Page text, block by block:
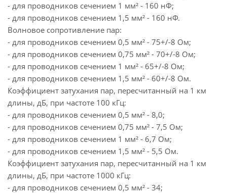
- для проводников сечением 1 мм² - 160 нФ;
- для проводников сечением 1,5 мм² - 160 нФ.
Волновое сопротивление пар:
- для проводников сечением 0,5 мм² - 75+/-8 Ом;
- для проводников сечением 0,75 мм² - 70+/-8 Ом;
- для проводников сечением 1 мм² - 65+/-8 Ом;
- для проводников сечением 1,5 мм² - 60+/-8 Ом.
Коэффициент затухания пар, пересчитанный на 1 км
длины, дБ, при частоте 100 кГц:
- для проводников сечением 0,5 мм² - 8,0;
- для проводников сечением 0,75 мм² - 7,5 Ом;
- для проводников сечением 1 мм² - 6,7 Ом;
- для проводников сечением 1,5 мм² - 5,5 Ом.
Коэффициент затухания пар, пересчитанный на 1 км
длины, дБ, при частоте 1000 кГц:
- для проводников сечением 0,5 мм² - 34;